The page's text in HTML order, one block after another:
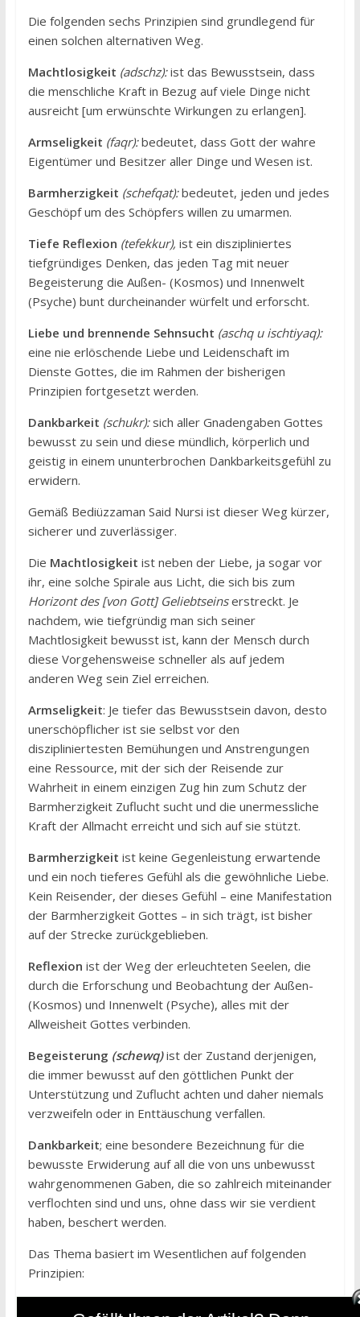
Die folgenden sechs Prinzipien sind grundlegend für
einen solchen alternativen Weg.
Machtlosigkeit (adschz):ist das Bewusstsein, dass
die menschliche Kraft in Bezug auf viele Dinge nicht
ausreicht [um erwünschte Wirkungen zu erlangen].
Armseligkeit (faqr):bedeutet, dass Gott der wahre
Eigentümer und Besitzer aller Dinge und Wesen ist.
Barmherzigkeit (schefqat):bedeutet, jeden und jedes
Geschöpf um des Schöpfers willen zu umarmen.
Tiefe Reflexion (tefekkur), ist ein diszipliniertes
tiefgründiges Denken, das jeden Tag mit neuer
Begeisterung die Außen- (Kosmos) und Innenwelt
(Psyche) bunt durcheinander würfelt und erforscht.
Liebe und brennende Sehnsucht (aschq u ischtiyaq):
eine nie erlöschende Liebe und Leidenschaft im
Dienste Gottes, die im Rahmen der bisherigen
Prinzipien fortgesetzt werden.
Dankbarkeit (schukr):sich aller Gnadengaben Gottes
bewusst zu sein und diese mündlich, körperlich und
geistig in einem ununterbrochen Dankbarkeitsgefühl zu
erwidern.
Gemäß Bediüzzaman Said Nursi ist dieser Weg kürzer,
sicherer und zuverlässiger.
Die Machtlosigkeit ist neben der Liebe, ja sogar vor
ihr, eine solche Spirale aus Licht, die sich bis zum
Horizont des [von Gott] Geliebtseinserstreckt. Je
nachdem, wie tiefgründig man sich seiner
Machtlosigkeit bewusst ist, kann der Mensch durch
diese Vorgehensweise schneller als auf jedem
anderen Weg sein Ziel erreichen.
Armseligkeit: Je tiefer das Bewusstsein davon, desto
unerschöpflicher ist sie selbst vor den
diszipliniertesten Bemühungen und Anstrengungen
eine Ressource, mit der sich der Reisende zur
Wahrheit in einem einzigen Zug hin zum Schutz der
Barmherzigkeit Zuflucht sucht und die unermessliche
Kraft der Allmacht erreicht und sich auf sie stützt.
Barmherzigkeit ist keine Gegenleistung erwartende
und ein noch tieferes Gefühl als die gewöhnliche Liebe.
Kein Reisender, der dieses Gefühl – eine Manifestation
der Barmherzigkeit Gottes – in sich trägt, ist bisher
auf der Strecke zurückgeblieben.
Reflexion ist der Weg der erleuchteten Seelen, die
durch die Erforschung und Beobachtung der Außen-
(Kosmos) und Innenwelt (Psyche), alles mit der
Allweisheit Gottes verbinden.
Begeisterung (schewq)ist der Zustand derjenigen,
die immer bewusst auf den göttlichen Punkt der
Unterstützung und Zuflucht achten und daher niemals
verzweifeln oder in Enttäuschung verfallen.
Dankbarkeit; eine besondere Bezeichnung für die
bewusste Erwiderung auf all die von uns unbewusst
wahrgenommenen Gaben, die so zahlreich miteinander
verflochten sind und uns, ohne dass wir sie verdient
haben, beschert werden.
Das Thema basiert im Wesentlichen auf folgenden
Prinzipien: